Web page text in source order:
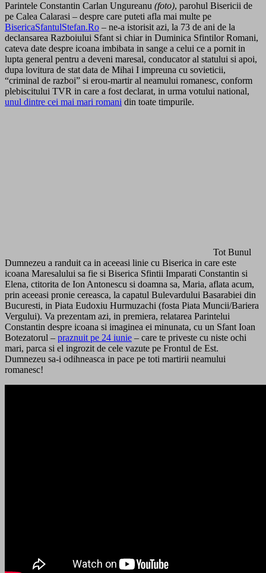
Parintele Constantin Carlan Ungureanu (foto), parohul Bisericii de
pe Calea Calarasi – despre care puteti afla mai multe pe
BisericaSfantulStefan.Ro – ne-a istorisit azi, la 73 de ani de la
declansarea Razboiului Sfant si chiar in Duminica Sfintilor Romani,
cateva date despre icoana imbibata in sange a celui ce a pornit in
lupta general pentru a deveni maresal, conducator al statului si apoi,
dupa lovitura de stat data de Mihai I impreuna cu sovieticii,
“criminal de razboi” si erou-martir al neamului romanesc, conform
plebiscitului TVR in care a fost declarat, in urma votului national,
unul dintre cei mai mari romani din toate timpurile.
Tot Bunul
Dumnezeu a randuit ca in aceeasi linie cu Biserica in care este
icoana Maresalului sa fie si Biserica Sfintii Imparati Constantin si
Elena, ctitorita de Ion Antonescu si doamna sa, Maria, aflata acum,
prin aceeasi pronie cereasca, la capatul Bulevardului Basarabiei din
Bucuresti, in Piata Eudoxiu Hurmuzachi (fosta Piata Muncii/Bariera
Vergului). Va prezentam azi, in premiera, relatarea Parintelui
Constantin despre icoana si imaginea ei minunata, cu un Sfant Ioan
Botezatorul – praznuit pe 24 iunie – care te priveste cu niste ochi
mari, parca si el ingrozit de cele vazute pe Frontul de Est.
Dumnezeu sa-i odihneasca in pace pe toti martirii neamului
romanesc!